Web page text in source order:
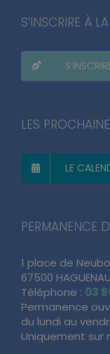
S’INSCRIRE À
LES
LE
PERMANENCE
1 place de
67500 HAGUENAU
Téléphone : 03
Permanence
du lundi au
Uniquement sur